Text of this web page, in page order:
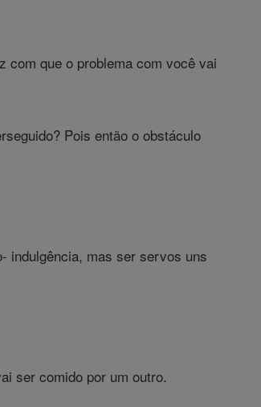
com que o problema com você vai
Pois então o obstáculo
indulgência, mas ser servos uns
ser comido por um outro.